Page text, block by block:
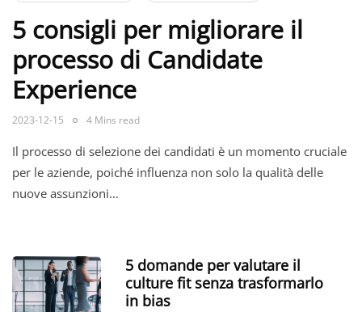
5 consigli per migliorare il
processo di Candidate
Experience
2023-12-15 4 Mins read
Il processo di selezione dei candidati è un momento cruciale
per le aziende, poiché influenza non solo la qualità delle
nuove assunzioni…
5 domande per valutare il
culture fit senza trasformarlo
in bias